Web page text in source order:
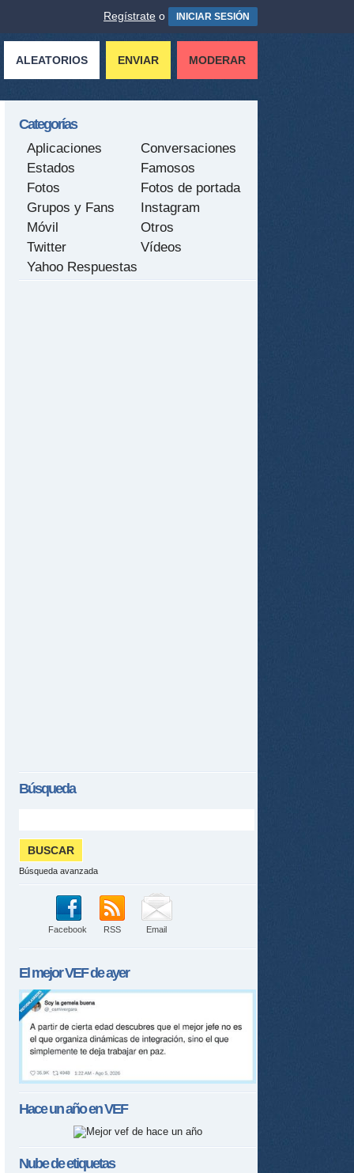
Regístrate o INICIAR SESIÓN
ALEATORIOS ENVIAR MODERAR
Categorías
Aplicaciones
Conversaciones
Estados
Famosos
Fotos
Fotos de portada
Grupos y Fans
Instagram
Móvil
Otros
Twitter
Vídeos
Yahoo Respuestas
Búsqueda
Búsqueda avanzada
Facebook RSS Email
El mejorVEFde ayer
Hace un año enVEF
Nube de etiquetas